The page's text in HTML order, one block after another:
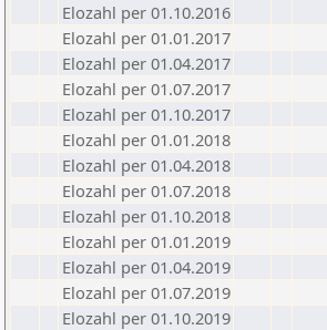
Elozahl per 01.10.2016
Elozahl per 01.01.2017
Elozahl per 01.04.2017
Elozahl per 01.07.2017
Elozahl per 01.10.2017
Elozahl per 01.01.2018
Elozahl per 01.04.2018
Elozahl per 01.07.2018
Elozahl per 01.10.2018
Elozahl per 01.01.2019
Elozahl per 01.04.2019
Elozahl per 01.07.2019
Elozahl per 01.10.2019